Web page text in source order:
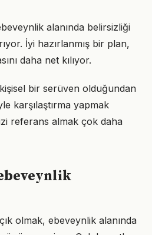
alanında belirsizliği
İyi hazırlanmış bir plan,
daha net kılıyor.
bir serüven olduğundan
karşılaştırma yapmak
referans almak çok daha
olmak, ebeveynlik alanında